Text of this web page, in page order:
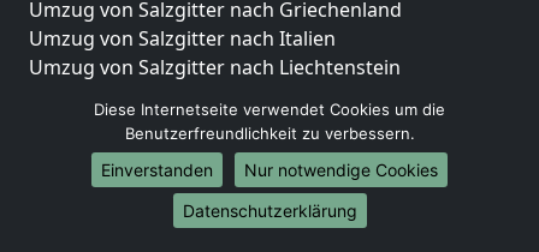
Umzug von Salzgitter nach Griechenland
Umzug von Salzgitter nach Italien
Umzug von Salzgitter nach Liechtenstein
Umzug von Salzgitter nach Niederlande
Umzug von Salzgitter nach Norwegen
Umzüge-Deutschlandweit
Diese Internetseite verwendet Cookies um die
Benutzerfreundlichkeit zu verbessern.
Einverstanden
Nur notwendige Cookies
Datenschutzerklärung